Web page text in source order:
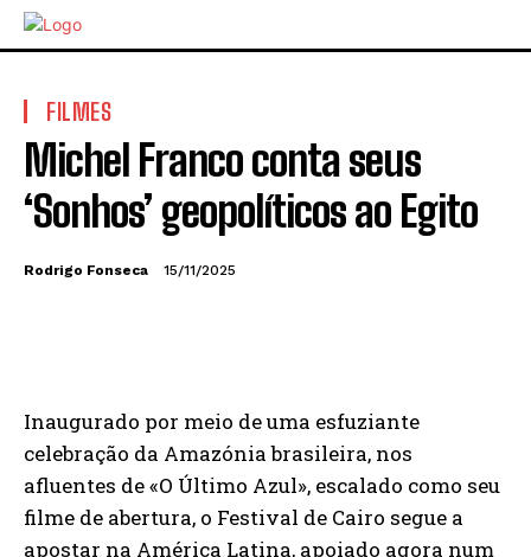
FILMES
Michel Franco conta seus
‘Sonhos’ geopolíticos ao Egito
Rodrigo Fonseca 15/11/2025
Inaugurado por meio de uma esfuziante
celebração da Amazónia brasileira, nos
afluentes de «O Último Azul», escalado como seu
filme de abertura, o Festival de Cairo segue a
apostar na América Latina, apoiado agora num